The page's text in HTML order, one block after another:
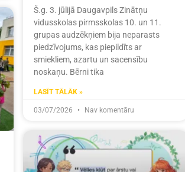
Š.g. 3. jūlijā Daugavpils Zinātņu
vidusskolas pirmsskolas 10. un 11.
grupas audzēkņiem bija neparasts
piedzīvojums, kas piepildīts ar
smiekliem, azartu un sacensību
noskaņu. Bērni tika
LASĪT TĀLĀK »
03/07/2026 Nav komentāru